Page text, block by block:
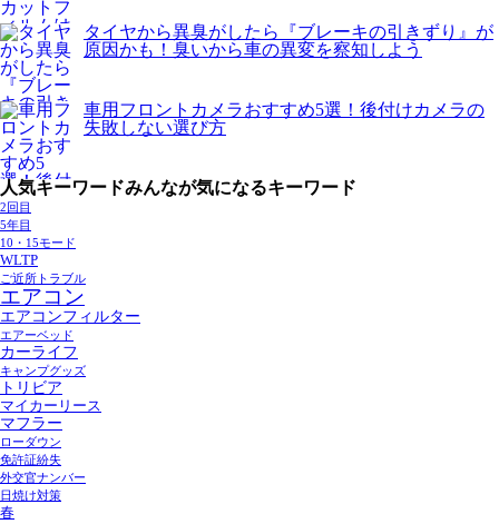
タイヤから異臭がしたら『ブレーキの引きずり』が
原因かも！臭いから車の異変を察知しよう
車用フロントカメラおすすめ5選！後付けカメラの
失敗しない選び方
人気キーワードみんなが気になるキーワード
2回目
5年目
10・15モード
WLTP
ご近所トラブル
エアコン
エアコンフィルター
エアーベッド
カーライフ
キャンプグッズ
トリビア
マイカーリース
マフラー
ローダウン
免許証紛失
外交官ナンバー
日焼け対策
春